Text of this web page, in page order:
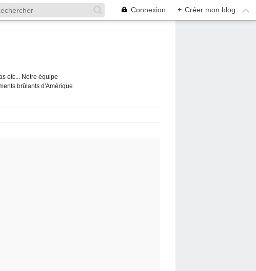
Connexion + Créer mon blog
etc... Notre équipe
brûlants d'Amérique